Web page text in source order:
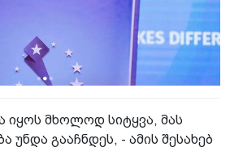
იყოს მხოლოდ სიტყვა, მას
უნდა გააჩნდეს, - ამის შესახებ